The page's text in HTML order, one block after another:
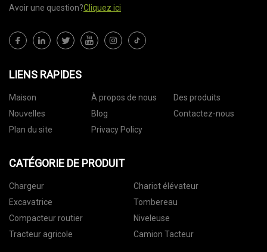
Avoir une question?Cliquez ici
LIENS RAPIDES
Maison À propos de nous
Des produits
Nouvelles
Blog
Contactez-nous
Plan du site
Privacy Policy
CATÉGORIE DE PRODUIT
Chargeur
Chariot élévateur
Excavatrice
Tombereau
Compacteur routier
Niveleuse
Tracteur agricole
Camion Tacteur